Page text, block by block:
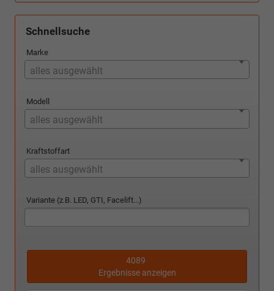
Schnellsuche
Marke
alles ausgewählt
Modell
alles ausgewählt
Kraftstoffart
alles ausgewählt
Variante (z.B. LED, GTI, Facelift...)
4089
Ergebnisse anzeigen